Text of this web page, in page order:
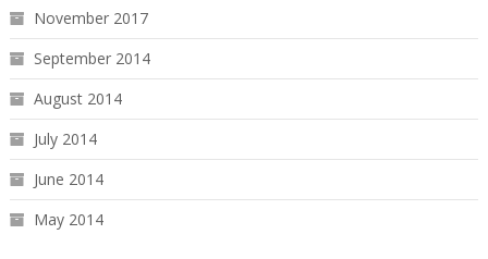
November 2017
September 2014
August 2014
July 2014
June 2014
May 2014